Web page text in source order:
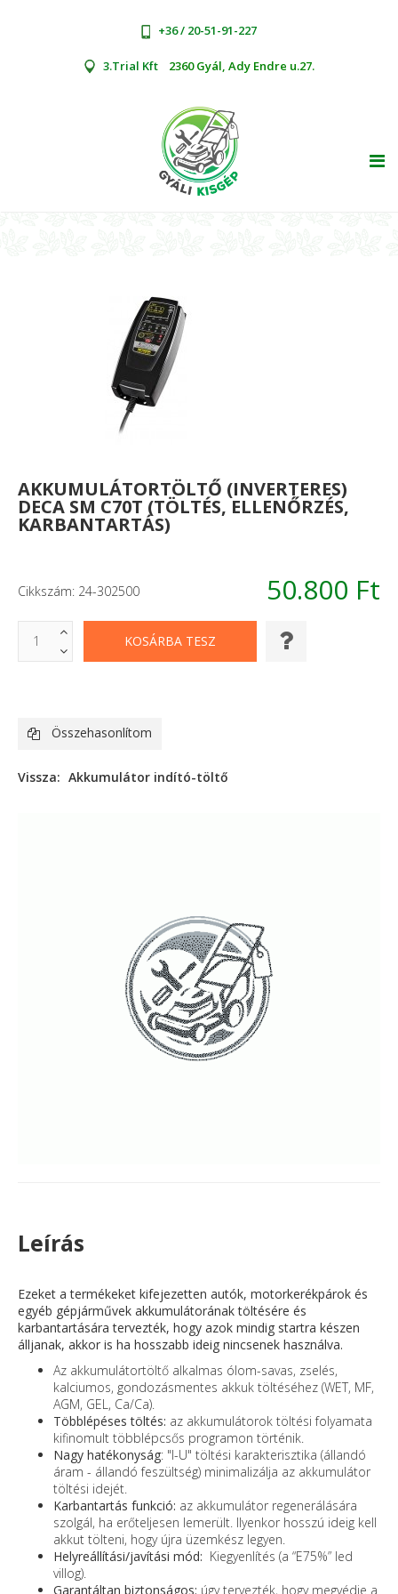
+36 / 20-51-91-227
3.Trial Kft 2360 Gyál, Ady Endre u.27.
AKKUMULÁTORTÖLTŐ (INVERTERES)
DECA SM C70T (TÖLTÉS, ELLENŐRZÉS,
KARBANTARTÁS)
50.800 Ft
Cikkszám: 24-302500
Összehasonlítom
Vissza: Akkumulátor indító-töltő
Leírás
Ezeket a termékeket kifejezetten autók, motorkerékpárok és
egyéb gépjárművek akkumulátorának töltésére és
karbantartására tervezték, hogy azok mindig startra készen
álljanak, akkor is ha hosszabb ideig nincsenek használva.
Az akkumulátortöltő alkalmas ólom-savas, zselés,
kalciumos, gondozásmentes akkuk töltéséhez (WET, MF,
AGM, GEL, Ca/Ca).
Többlépéses töltés: az akkumulátorok töltési folyamata
kifinomult többlépcsős programon történik.
Nagy hatékonyság: "I-U" töltési karakterisztika (állandó
áram - állandó feszültség) minimalizálja az akkumulátor
töltési idejét.
Karbantartás funkció: az akkumulátor regenerálására
szolgál, ha erőteljesen lemerült. Ilyenkor hosszú ideig kell
akkut tölteni, hogy újra üzemkész legyen.
Helyreállítási/javítási mód: Kiegyenlítés (a “E75%” led
villog).
Garantáltan biztonságos: úgy tervezték, hogy megvédje a